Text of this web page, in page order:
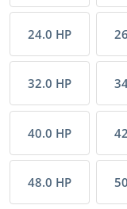
24.0 HP
32.0 HP
40.0 HP
48.0 HP